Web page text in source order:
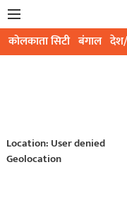
कोलकाता सिटी बंगाल
Location: User denied
Geolocation